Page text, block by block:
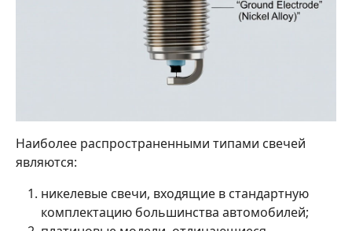
Наиболее распространенными типами свечей
являются:
никелевые свечи, входящие в стандартную
комплектацию большинства автомобилей;